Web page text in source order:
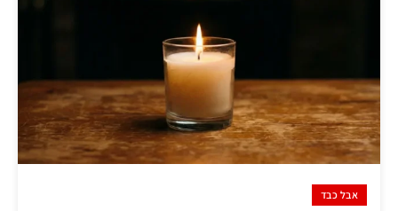
אבל כבד